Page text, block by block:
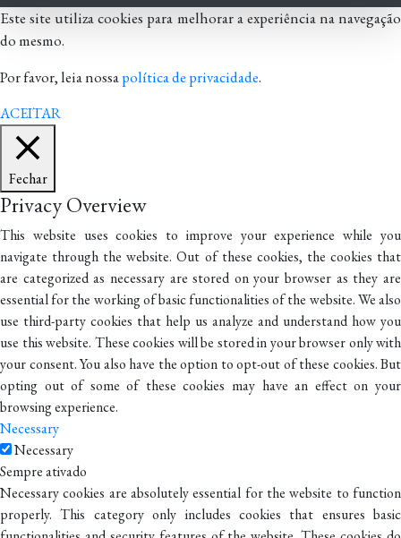
Este site utiliza cookies para melhorar a experiência na navegação
do mesmo.
Por favor, leia nossapolítica de privacidade.
ACEITAR
Fechar
Privacy Overview
This website uses cookies to improve your experience while you
navigate through the website. Out of these cookies, the cookies that
are categorized as necessary are stored on your browser as they are
essential for the working of basic functionalities of the website. We also
use third-party cookies that help us analyze and understand how you
use this website. These cookies will be stored in your browser only with
your consent. You also have the option to opt-out of these cookies. But
opting out of some of these cookies may have an effect on your
browsing experience.
Necessary
Necessary
Sempre ativado
Necessary cookies are absolutely essential for the website to function
properly. This category only includes cookies that ensures basic